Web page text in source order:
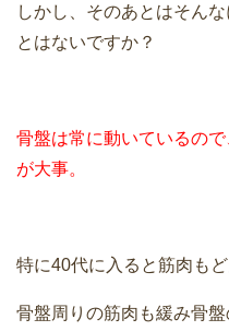
しかし、そのあとはそん
とはないですか？
骨盤は常に動いているの
が大事。
特に40代に入ると筋肉も
骨盤周りの筋肉も緩み骨